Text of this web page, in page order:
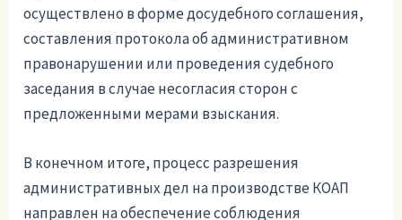
осуществлено в форме досудебного соглашения,
составления протокола об административном
правонарушении или проведения судебного
заседания в случае несогласия сторон с
предложенными мерами взыскания.
В конечном итоге, процесс разрешения
административных дел на производстве КОАП
направлен на обеспечение соблюдения